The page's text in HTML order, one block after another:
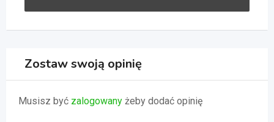
Zostaw swoją opinię
Musisz być zalogowany żeby dodać opinię